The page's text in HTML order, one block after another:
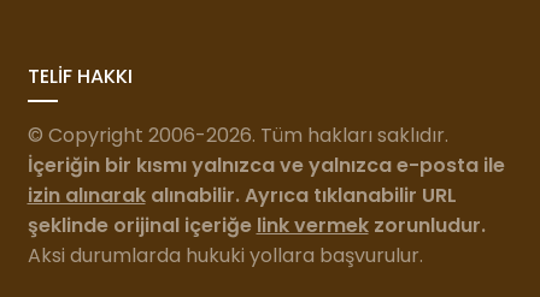
TELİF HAKKI
© Copyright 2006-2026. Tüm hakları saklıdır.
İçeriğin bir kısmı yalnızca ve yalnızca e-posta ile
izin alınarakalınabilir. Ayrıca tıklanabilir URL
şeklinde orijinal içeriğe link vermekzorunludur.
Aksi durumlarda hukuki yollara başvurulur.